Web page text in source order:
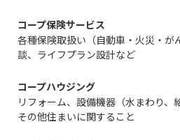
コープ保険サービス
各種保険取扱い（自動車・火災・が
談、ライフプラン設計など
コープハウジング
リフォーム、設備機器（水まわり、
その他住まいに関すること